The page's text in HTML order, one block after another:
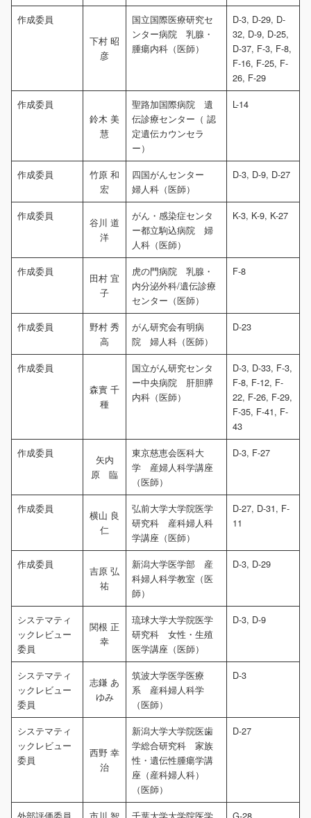
作成委員
下村 昭
彦
国立国際医療研究セ
ンター病院 乳腺・
腫瘍内科（医師）
D-3, D-29, D-
32, D-9, D-25,
D-37, F-3, F-8,
F-16, F-25, F-
26, F-29
作成委員
鈴木 美
慧
聖路加国際病院 遺
伝診療センター（ 認
定遺伝カウンセラ
ー）
L-14
作成委員
竹原 和
宏
四国がんセンター
婦人科（医師）
D-3, D-9, D-27
作成委員
谷川 道
洋
がん・感染症センタ
ー都立駒込病院 婦
人科（医師）
K-3, K-9, K-27
作成委員
田村 宜
子
虎の門病院 乳腺・
内分泌外科/遺伝診療
センター（医師）
F-8
作成委員
野村 秀
高
がん研究会有明病
院 婦人科（医師）
D-23
作成委員
森實 千
種
国立がん研究センタ
ー中央病院 肝胆膵
内科（医師）
D-3, D-33, F-3,
F-8, F-12, F-
22, F-26, F-29,
F-35, F-41, F-
43
作成委員
矢内
原 臨
東京慈恵会医科大
学 産婦人科学講座
（医師）
D-3, F-27
作成委員
横山 良
仁
弘前大学大学院医学
研究科 産科婦人科
学講座（医師）
D-27, D-31, F-
11
作成委員
吉原 弘
祐
新潟大学医学部 産
科婦人科学教室（医
師）
D-3, D-29
システマティ
ックレビュー
委員
関根 正
幸
琉球大学大学院医学
研究科 女性・生殖
医学講座（医師）
D-3, D-9
システマティ
ックレビュー
委員
志鎌 あ
ゆみ
筑波大学医学医療
系 産科婦人科学
（医師）
D-3
システマティ
ックレビュー
委員
西野 幸
治
新潟大学大学院医歯
学総合研究科 家族
性・遺伝性腫瘍学講
座（産科婦人科）
（医師）
D-27